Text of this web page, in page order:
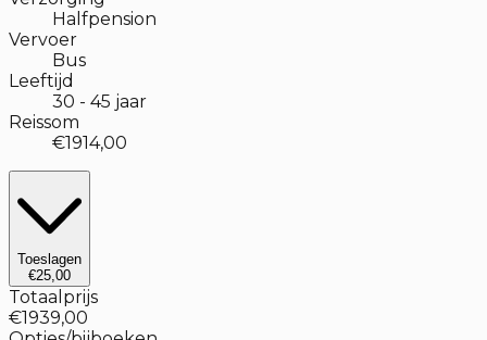
Halfpension
Vervoer
Bus
Leeftijd
30 - 45 jaar
Reissom
€1914,00
Toeslagen
€25,00
Totaalprijs
€1939,00